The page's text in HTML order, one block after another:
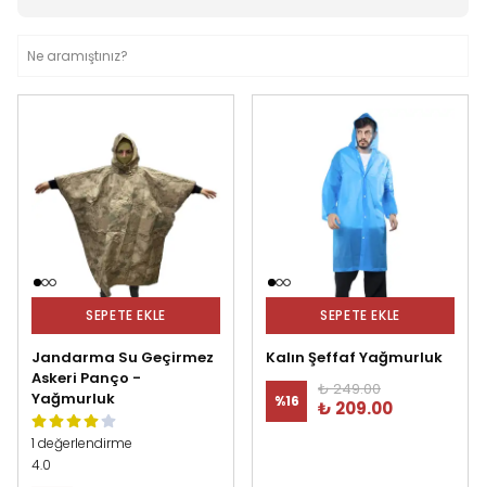
SEPETE EKLE
Jandarma Su Geçirmez
Askeri Panço -
Yağmurluk
1 değerlendirme
4.0
SEPETE EKLE
Kalın Şeffaf Yağmurluk
%16
₺ 249.00
₺ 209.00